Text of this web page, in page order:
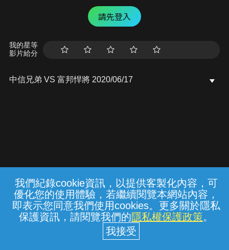
我們紀錄cookie資訊，以提供客製化內容，可
優化您的使用體驗，若繼續閱覽本網站內容，
即表示您同意我們使用cookies。更多關於隱私
保護資訊，請閱覽我們的隱私權保護政策。
請先登入
我的星等
影片給分
中信兄弟 VS 富邦悍將 2020/06/17
常見問題 線上客服 服務條款 隱私權保護
中華電信股份有限公司個人家庭分公司
(統一編號：96979949) © 2026
{{notifyMsg}}